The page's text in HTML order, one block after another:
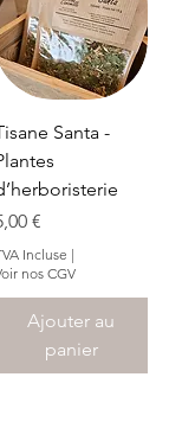
Santa -
€
Incluse |
nos CGV
Ajouter au
panier